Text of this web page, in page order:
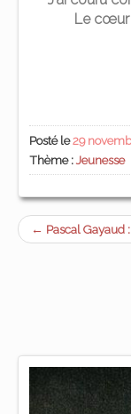
Le cœur
Posté le29
Thème :Jeunesse
← Pascal Gayaud